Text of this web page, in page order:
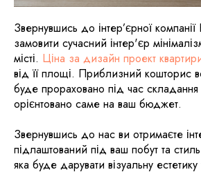
Звернувшись до інтер’єрної
замовити сучасний інтер'єр
місті. Ціна за дизайн проект
від її площі. Приблизний кошторис
буде прораховано під час
орієнтовано саме на ваш бюджет.
Звернувшись до нас ви отримаєте
підлаштований під ваш побут та
яка буде дарувати візуальну